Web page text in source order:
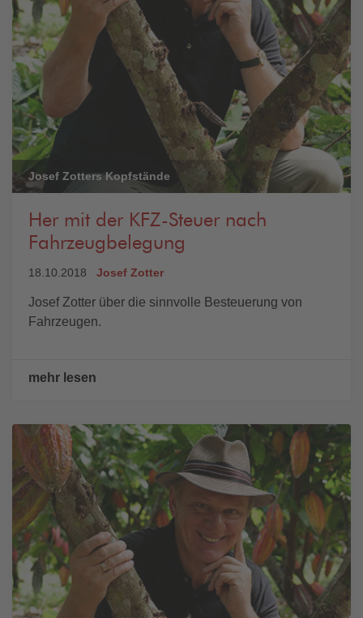
Josef Zotters Kopfstände
Her mit der KFZ-Steuer nach
Fahrzeugbelegung
18.10.2018 Josef Zotter
Josef Zotter über die sinnvolle Besteuerung von
Fahrzeugen.
mehr lesen